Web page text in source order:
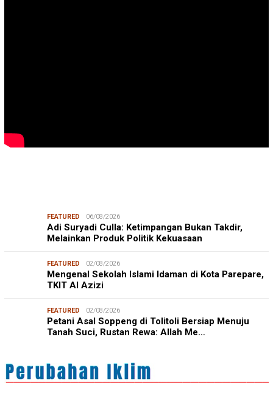
FEATURED 06/08/2026
Adi Suryadi Culla: Ketimpangan Bukan Takdir,
Melainkan Produk Politik Kekuasaan
FEATURED 02/08/2026
Mengenal Sekolah Islami Idaman di Kota Parepare,
TKIT Al Azizi
FEATURED 02/08/2026
Petani Asal Soppeng di Tolitoli Bersiap Menuju
Tanah Suci, Rustan Rewa: Allah Me…